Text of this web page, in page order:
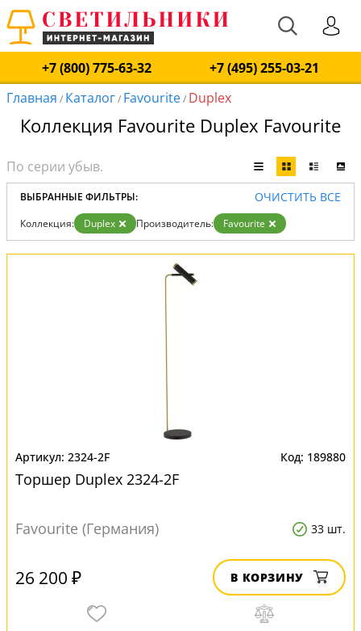
+7 (800) 775-63-32
+7 (495) 255-03-21
Главная / Каталог/ Favourite/ Duplex
Коллекция Favourite Duplex Favourite
ВЫБРАННЫЕ ФИЛЬТРЫ: ОЧИСТИТЬ ВСЕ
Коллекция: Duplex Производитель: Favourite
2324-2F 189880
Торшер Duplex 2324-2F
Favourite (Германия) 33 шт.
26 200 ₽ В КОРЗИНУ